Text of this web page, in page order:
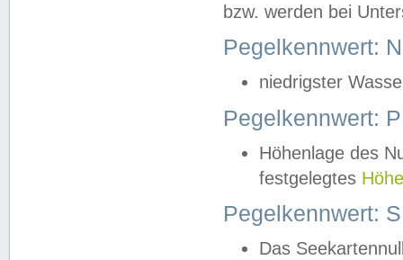
bzw. werden bei
Pegelkennwert:
niedrigster
Pegelkennwert:
Höhenlage des
festgelegtes
Pegelkennwert:
Das